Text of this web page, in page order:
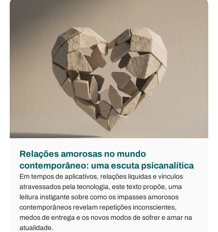
Relações amorosas no mundo
contemporâneo: uma escuta psicanalítica
Em tempos de aplicativos, relações líquidas e vínculos
atravessados pela tecnologia, este texto propõe, uma
leitura instigante sobre como os impasses amorosos
contemporâneos revelam repetições inconscientes,
medos de entrega e os novos modos de sofrer e amar na
atualidade.